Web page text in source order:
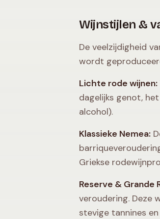
Wijnstijlen &
De veelzijdigheid
wordt
Lichte rode wijnen:
dagelijks genot,
alcohol).
Klassieke Nemea:
Griekse
Reserve & Grande
veroudering. Deze
stevige tannines